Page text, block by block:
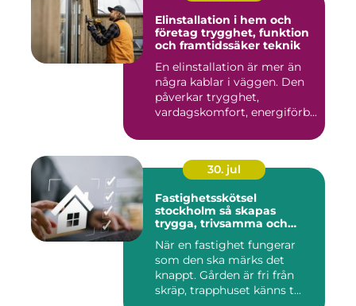
Elinstallation i hem och
företag trygghet, funktion
och framtidssäker teknik
En elinstallation är mer än
några kablar i väggen. Den
påverkar trygghet,
vardagskomfort, energiförb...
30. jul
Fastighetsskötsel
stockholm så skapas
trygga, trivsamma och
När en fastighet fungerar
som den ska märks det
knappt. Gården är fri från
skräp, trapphuset känns t...